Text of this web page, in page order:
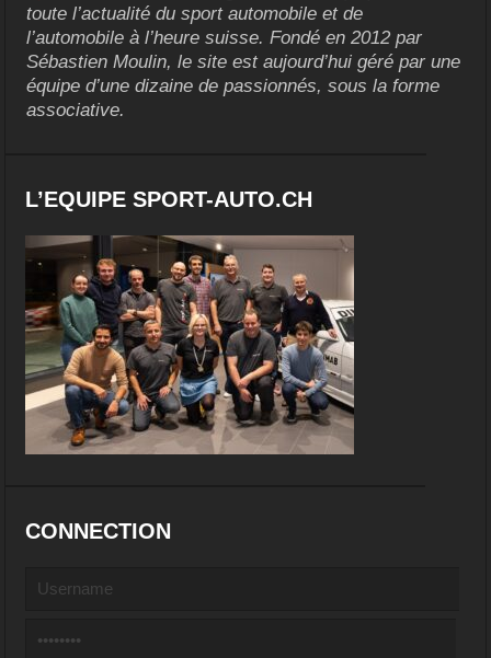
toute l’actualité du sport automobile et de
l’automobile à l’heure suisse. Fondé en 2012 par
Sébastien Moulin, le site est aujourd’hui géré par une
équipe d’une dizaine de passionnés, sous la forme
associative.
L’EQUIPE SPORT-AUTO.CH
CONNECTION